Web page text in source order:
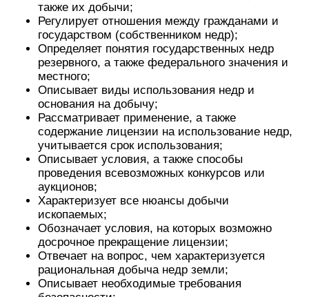
также их добычи;
Регулирует отношения между гражданами и
государством (собственником недр);
Определяет понятия государственных недр
резервного, а также федерального значения и
местного;
Описывает виды использования недр и
основания на добычу;
Рассматривает применение, а также
содержание лицензии на использование недр,
учитывается срок использования;
Описывает условия, а также способы
проведения всевозможных конкурсов или
аукционов;
Характеризует все нюансы добычи
ископаемых;
Обозначает условия, на которых возможно
досрочное прекращение лицензии;
Отвечает на вопрос, чем характеризуется
рациональная добыча недр земли;
Описывает необходимые требования